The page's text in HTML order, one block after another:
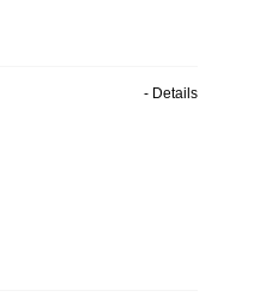
- Details